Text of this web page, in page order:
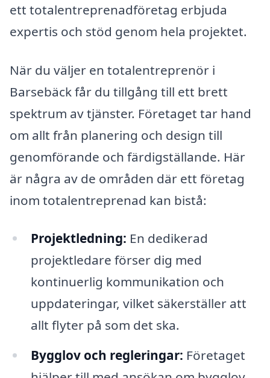
ett totalentreprenadföretag erbjuda
expertis och stöd genom hela projektet.
När du väljer en totalentreprenör i
Barsebäck får du tillgång till ett brett
spektrum av tjänster. Företaget tar hand
om allt från planering och design till
genomförande och färdigställande. Här
är några av de områden där ett företag
inom totalentreprenad kan bistå:
Projektledning: En dedikerad
projektledare förser dig med
kontinuerlig kommunikation och
uppdateringar, vilket säkerställer att
allt flyter på som det ska.
Bygglov och regleringar: Företaget